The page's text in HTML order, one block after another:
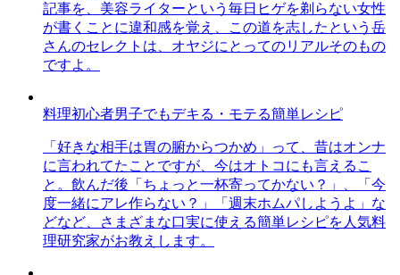
記事を、美容ライターという毎日ヒゲを剃らない女性
が書くことに違和感を覚え、この道を志したという岳
さんのセレクトは、オヤジにとってのリアルそのもの
ですよ。
料理初心者男子でもデキる・モテる簡単レシピ
「好きな相手は胃の腑からつかめ」って、昔はオンナ
に言われてたことですが、今はオトコにも言えるこ
と。飲んだ後「ちょっと一杯寄ってかない？」、「今
度一緒にアレ作らない？」「週末ホムパしようよ」な
どなど、さまざまな口実に使える簡単レシピを人気料
理研究家がお教えします。